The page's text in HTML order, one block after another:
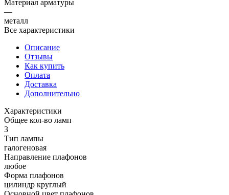
Материал арматуры
—
металл
Все характеристики
Описание
Отзывы
Как купить
Оплата
Доставка
Дополнительно
Характеристики
Общее кол-во ламп
3
Тип лампы
галогеновая
Направление плафонов
любое
Форма плафонов
цилиндр круглый